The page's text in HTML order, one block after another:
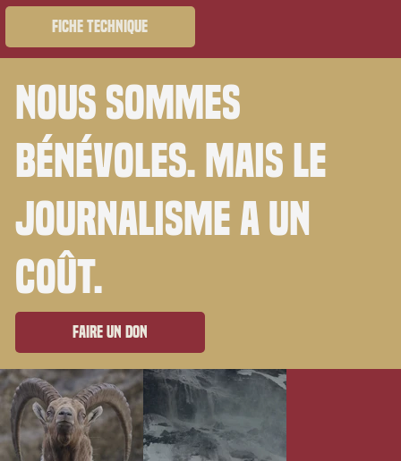
Fiche technique
Nous sommes
bénévoles. Mais le
journalisme a un
coût.
Faire un don